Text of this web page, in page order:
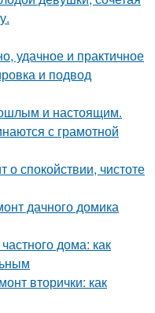
удачное и практичное
и подвод
и настоящим.
с грамотной
о спокойствии, чистоте
дачного домика
дома: как
вторички: как